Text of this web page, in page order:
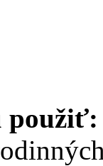
použiť: